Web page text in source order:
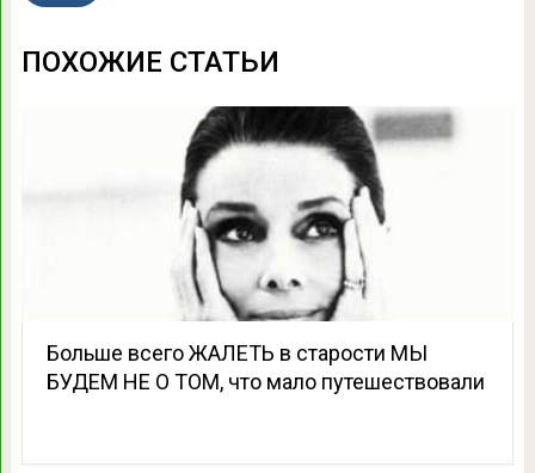
ПОХОЖИЕ СТАТЬИ
Больше всего ЖАЛЕТЬ в старости МЫ
БУДЕМ НЕ О ТОМ, что мало путешествовали